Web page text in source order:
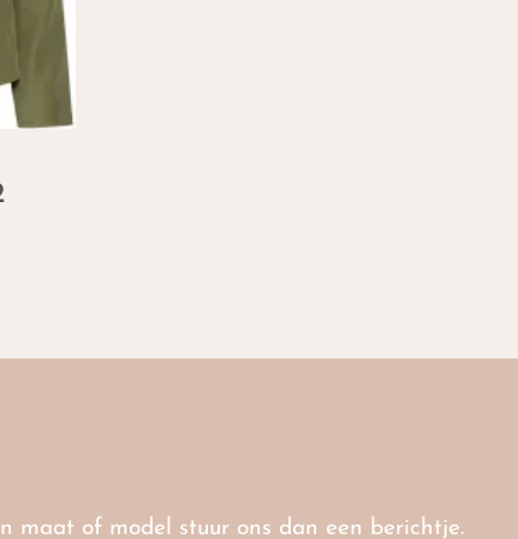
maat of model stuur ons dan een berichtje.